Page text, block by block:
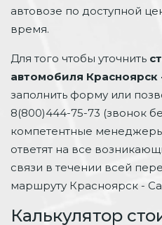
автовозе по доступной
время.
Для того чтобы уточнить
автомобиля Красноярск
заполнить форму или
8(800)444-75-73 (звонок
компетентные
ответят на все
связи в течении всей
маршруту Красноярск -
Калькулятор